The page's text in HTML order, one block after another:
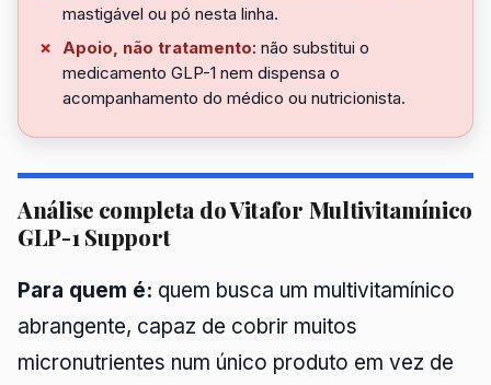
mastigável ou pó nesta linha.
Apoio, não tratamento: não substitui o
medicamento GLP-1 nem dispensa o
acompanhamento do médico ou nutricionista.
Análise completa do Vitafor Multivitamínico
GLP-1 Support
Para quem é: quem busca um multivitamínico
abrangente, capaz de cobrir muitos
micronutrientes num único produto em vez de